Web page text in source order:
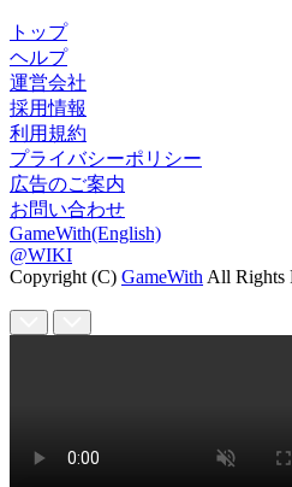
トップ
ヘルプ
運営会社
採用情報
利用規約
プライバシーポリシー
広告のご案内
お問い合わせ
GameWith(English)
@WIKI
Copyright (C) GameWith All Rights